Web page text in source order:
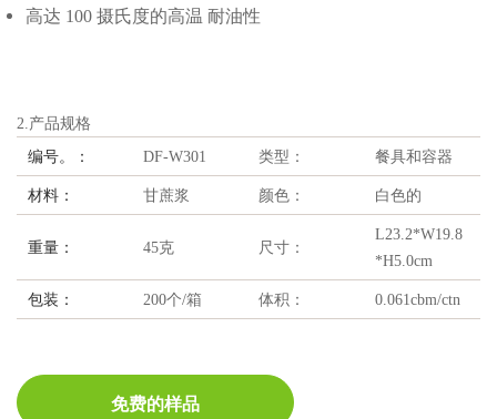
高达 100 摄氏度的高温 耐油性
2.产品规格
编号。：
DF-W301 类型： 餐具和容器
材料： 甘蔗浆 颜色： 白色的
重量： 45克 尺寸：
L23.2*W19.8
*H5.0cm
包装： 200个/箱 体积： 0.061cbm/ctn
免费的样品